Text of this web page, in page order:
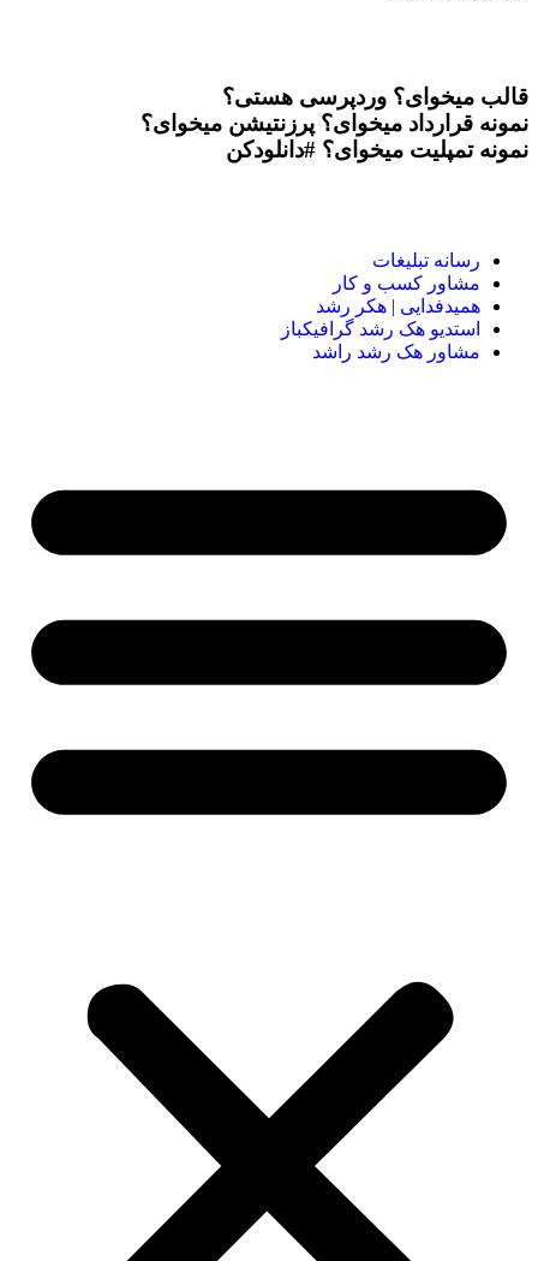
قالب میخوای؟ وردپرسی هستی؟
نمونه قرارداد میخوای؟ پرزنتیشن میخوای؟
نمونه تمپلیت میخوای؟ #دانلودکن
رسانه تبلیغات
مشاور کسب و کار
همیدفدایی | هکر رشد
استدیو هک رشد گرافیکباز
مشاور هک رشد راشد